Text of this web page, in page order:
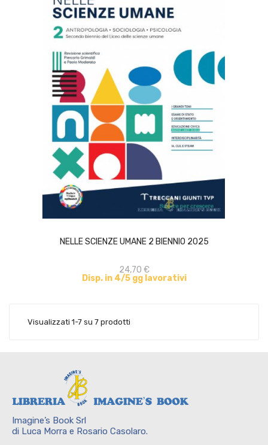
NELLE SCIENZE UMANE 2 BIENNIO 2025
24,70 €
Disp. in 4/5 gg lavorativi
Visualizzati 1-7 su 7 prodotti
Imagine’s Book Srl
di Luca Morra e Rosario Casolaro.